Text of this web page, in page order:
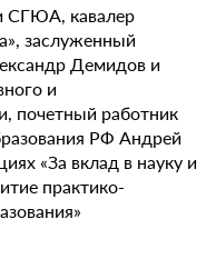
СГЮА, кавалер
заслуженный
Демидов и
и
почетный работник
РФ Андрей
«За вклад в науку и
практико-